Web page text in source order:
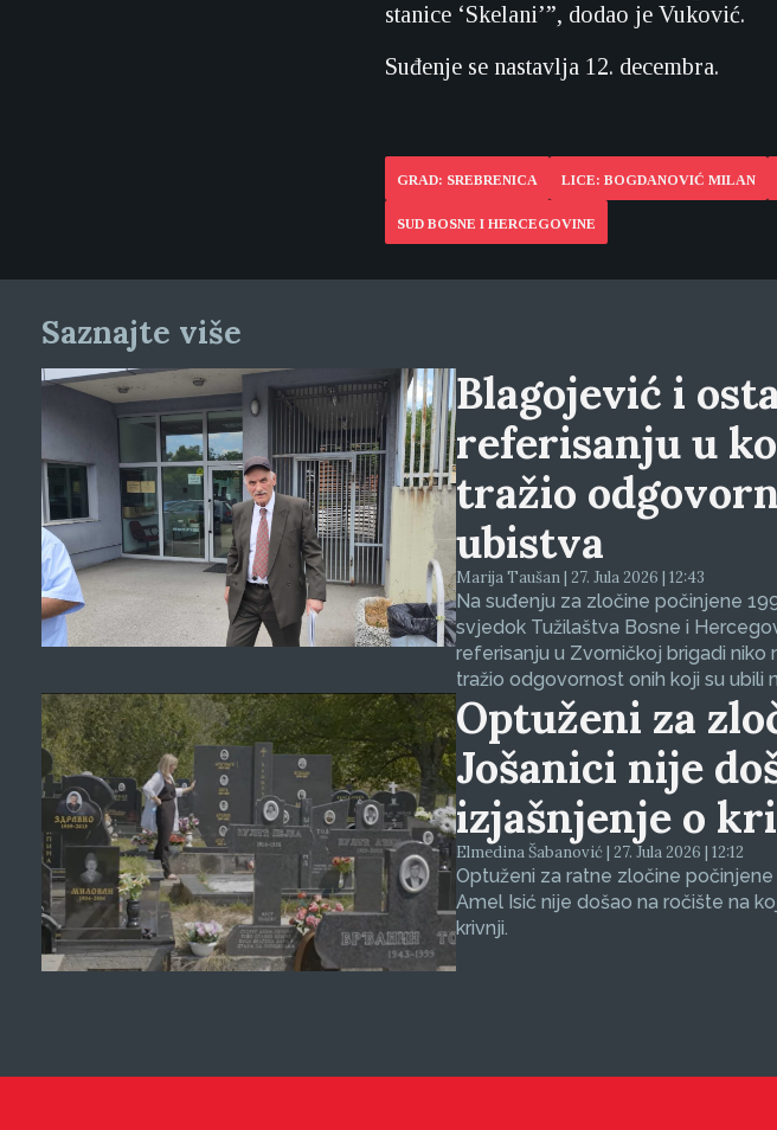
stanice ‘Skelani’”, dodao je Vuković.
Suđenje se nastavlja 12. decembra.
GRAD: SREBRENICA LICE: BOGDANOVIĆ MILAN
SUD BOSNE I HERCEGOVINE
Saznajte više
Blagojević i
referisanju u
tražio
ubistva
Marija Taušan | 27. Jula 2026 | 12:43
Na suđenju za zločine počinjene
svjedok Tužilaštva Bosne i
referisanju u Zvorničkoj brigadi niko
tražio odgovornost onih koji su ubili
Optuženi za
Jošanici nije
izjašnjenje o
Elmedina Šabanović | 27. Jula 2026 | 12:12
Optuženi za ratne zločine
Amel Isić nije došao na ročište na
krivnji.